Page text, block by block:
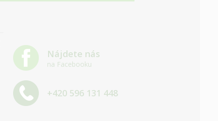
Nájdete nás
na Facebooku
+420 596 131 448